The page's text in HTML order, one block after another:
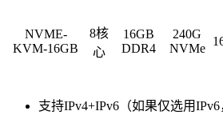
NVME-
KVM-16GB
8核
心
16GB
DDR4
240G
NVMe
支持IPv4+IPv6（如果仅选用